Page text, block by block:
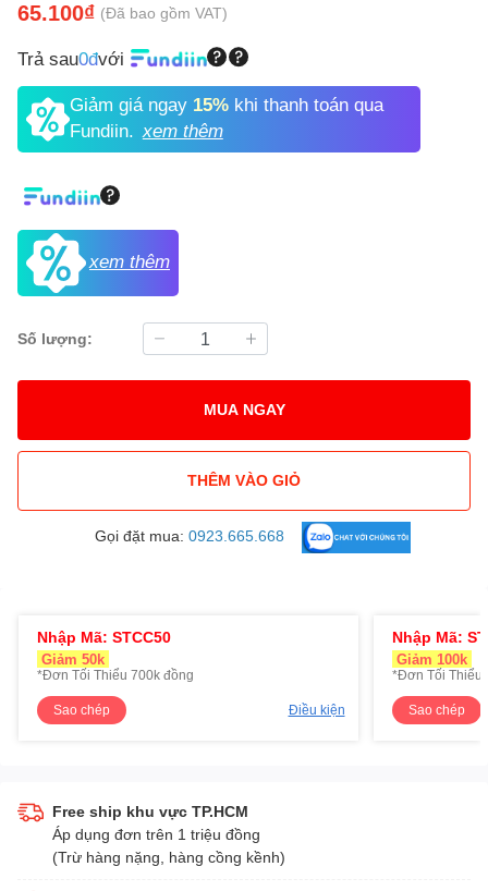
65.100₫ (Đã bao gồm VAT)
Trả sau0đvới
Giảm giá ngay 15%khi thanh toán qua
Fundiin. xem thêm
xem thêm
Số lượng:
MUA NGAY
THÊM VÀO GIỎ
Gọi đặt mua: 0923.665.668
Nhập Mã: STCC50
Giảm 50k
*Đơn Tối Thiểu 700k đồng
Sao chép Điều kiện
Nhập Mã:
Giảm 100k
*Đơn Tối Thiểu
Sao chép
Free ship khu vực TP.HCM
Áp dụng đơn trên 1 triệu đồng
(Trừ hàng nặng, hàng cồng kềnh)